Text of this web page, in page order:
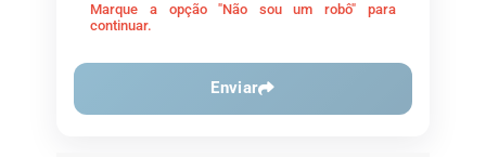
Marque a opção "Não sou um robô" para
continuar.
Enviar